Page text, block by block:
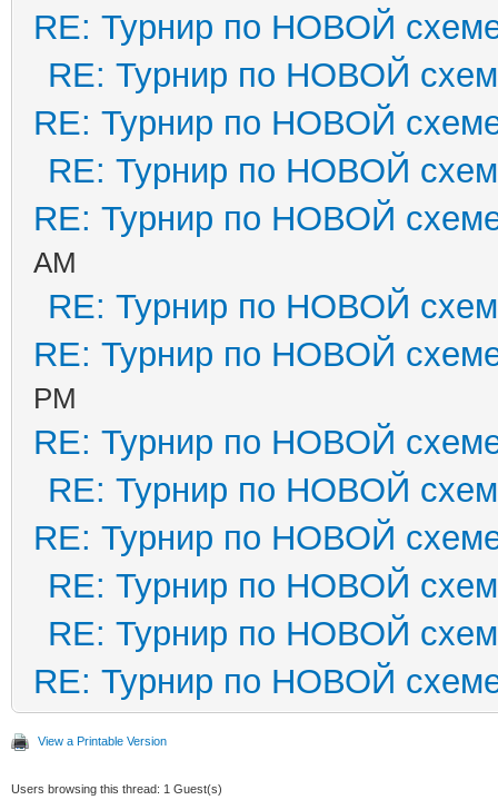
RE: Турнир по НОВОЙ
RE: Турнир по НОВОЙ
RE: Турнир по НОВОЙ
RE: Турнир по НОВОЙ
RE: Турнир по НОВОЙ
AM
RE: Турнир по НОВОЙ
RE: Турнир по НОВОЙ
PM
RE: Турнир по НОВОЙ
RE: Турнир по НОВОЙ
RE: Турнир по НОВОЙ
RE: Турнир по НОВОЙ
RE: Турнир по НОВОЙ
RE: Турнир по НОВОЙ
View a Printable Version
Users browsing this thread: 1 Guest(s)